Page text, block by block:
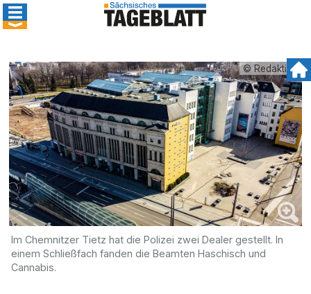
© Redaktion
Im Chemnitzer Tietz hat die Polizei zwei Dealer gestellt. In
einem Schließfach fanden die Beamten Haschisch und
Cannabis.